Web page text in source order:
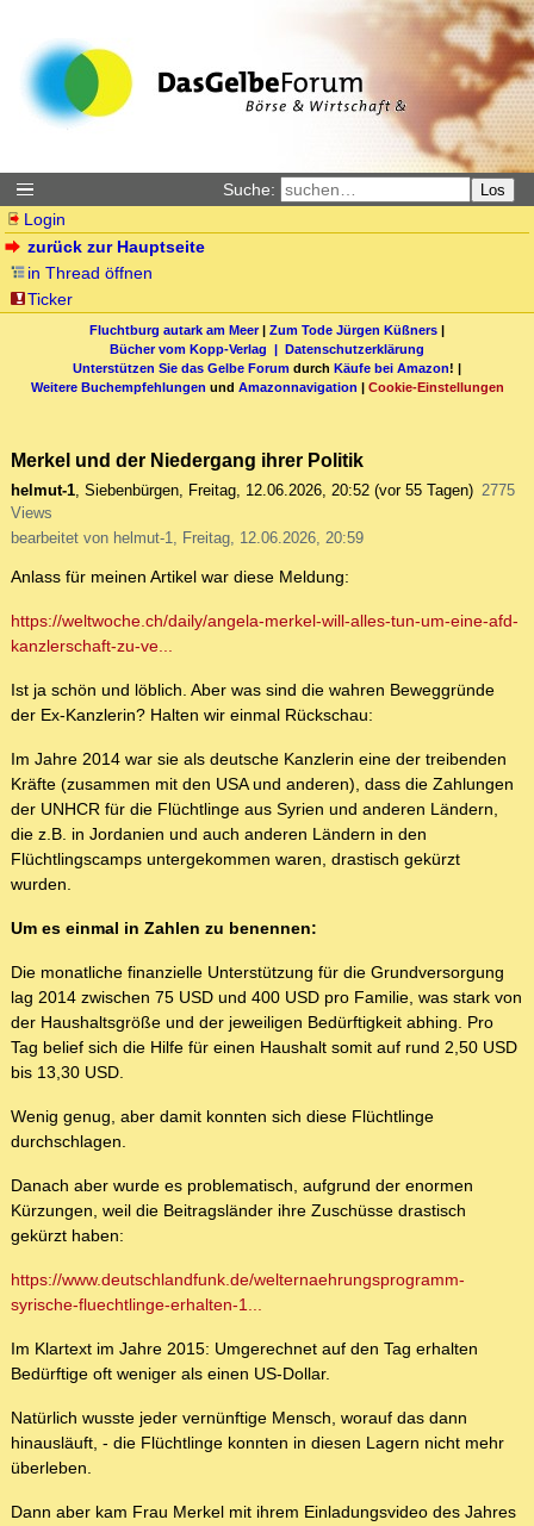
Suche: Los
Login
zurück zur Hauptseite
in Thread öffnen
Ticker
Fluchtburg autark am Meer| Zum Tode Jürgen Küßners |
Bücher vom Kopp-Verlag | Datenschutzerklärung
Unterstützen Sie das Gelbe Forum durch Käufe bei Amazon! |
Weitere Buchempfehlungen und Amazonnavigation | Cookie-Einstellungen
Merkel und der Niedergang ihrer Politik
helmut-1, Siebenbürgen, Freitag, 12.06.2026, 20:52 (vor 55 Tagen) 2775
Views
bearbeitet von helmut-1, Freitag, 12.06.2026, 20:59
Anlass für meinen Artikel war diese Meldung:
https://weltwoche.ch/daily/angela-merkel-will-alles-tun-um-eine-afd-
kanzlerschaft-zu-ve...
Ist ja schön und löblich. Aber was sind die wahren Beweggründe
der Ex-Kanzlerin? Halten wir einmal Rückschau:
Im Jahre 2014 war sie als deutsche Kanzlerin eine der treibenden
Kräfte (zusammen mit den USA und anderen), dass die Zahlungen
der UNHCR für die Flüchtlinge aus Syrien und anderen Ländern,
die z.B. in Jordanien und auch anderen Ländern in den
Flüchtlingscamps untergekommen waren, drastisch gekürzt
wurden.
Um es einmal in Zahlen zu benennen:
Die monatliche finanzielle Unterstützung für die Grundversorgung
lag 2014 zwischen 75 USD und 400 USD pro Familie, was stark von
der Haushaltsgröße und der jeweiligen Bedürftigkeit abhing. Pro
Tag belief sich die Hilfe für einen Haushalt somit auf rund 2,50 USD
bis 13,30 USD.
Wenig genug, aber damit konnten sich diese Flüchtlinge
durchschlagen.
Danach aber wurde es problematisch, aufgrund der enormen
Kürzungen, weil die Beitragsländer ihre Zuschüsse drastisch
gekürzt haben:
https://www.deutschlandfunk.de/welternaehrungsprogramm-
syrische-fluechtlinge-erhalten-1...
Im Klartext im Jahre 2015: Umgerechnet auf den Tag erhalten
Bedürftige oft weniger als einen US-Dollar.
Natürlich wusste jeder vernünftige Mensch, worauf das dann
hinausläuft, - die Flüchtlinge konnten in diesen Lagern nicht mehr
überleben.
Dann aber kam Frau Merkel mit ihrem Einladungsvideo des Jahres